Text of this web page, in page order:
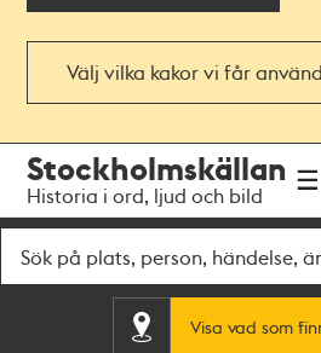
Välj vilka kakor vi får
navigationen
huvudinnehållet
Stockholmskällan
Historia i ord, ljud och bild
Visa vad som